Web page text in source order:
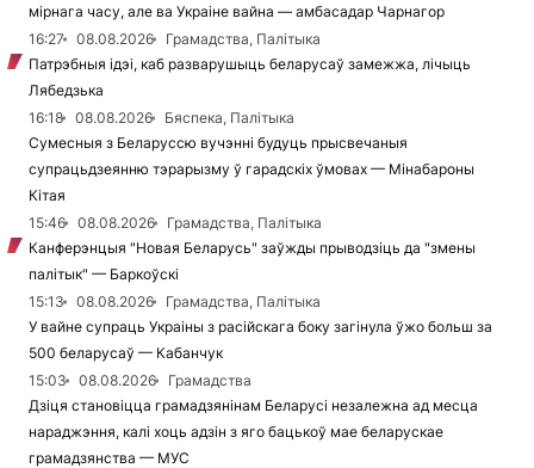
мірнага часу, але ва Украіне вайна — амбасадар Чарнагор
16:27
08.08.2026
Грамадства, Палітыка
Патрэбныя ідэі, каб разварушыць беларусаў замежжа, лічыць
Лябедзька
16:18
08.08.2026
Бяспека, Палітыка
Сумесныя з Беларуссю вучэнні будуць прысвечаныя
супрацьдзеянню тэрарызму ў гарадскіх ўмовах — Мінабароны
Кітая
15:46
08.08.2026
Грамадства, Палітыка
Канферэнцыя "Новая Беларусь" заўжды прыводзіць да "змены
палітык" — Баркоўскі
15:13
08.08.2026
Грамадства, Палітыка
У вайне супраць Украіны з расійскага боку загінула ўжо больш за
500 беларусаў — Кабанчук
15:03
08.08.2026
Грамадства
Дзіця становіцца грамадзянінам Беларусі незалежна ад месца
нараджэння, калі хоць адзін з яго бацькоў мае беларускае
грамадзянства — МУС